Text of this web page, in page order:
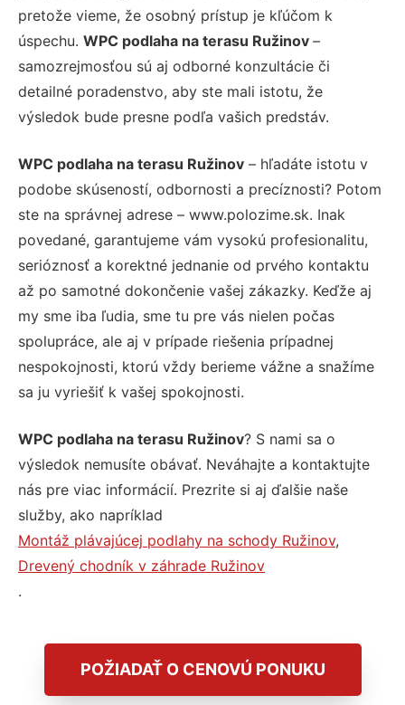
pretože vieme, že osobný prístup je kľúčom k
úspechu. WPC podlaha na terasu Ružinov –
samozrejmosťou sú aj odborné konzultácie či
detailné poradenstvo, aby ste mali istotu, že
výsledok bude presne podľa vašich predstáv.
WPC podlaha na terasu Ružinov – hľadáte istotu v
podobe skúseností, odbornosti a precíznosti? Potom
ste na správnej adrese – www.polozime.sk. Inak
povedané, garantujeme vám vysokú profesionalitu,
serióznosť a korektné jednanie od prvého kontaktu
až po samotné dokončenie vašej zákazky. Keďže aj
my sme iba ľudia, sme tu pre vás nielen počas
spolupráce, ale aj v prípade riešenia prípadnej
nespokojnosti, ktorú vždy berieme vážne a snažíme
sa ju vyriešiť k vašej spokojnosti.
WPC podlaha na terasu Ružinov? S nami sa o
výsledok nemusíte obávať. Neváhajte a kontaktujte
nás pre viac informácií. Prezrite si aj ďalšie naše
služby, ako napríklad
Montáž plávajúcej podlahy na schody Ružinov,
Drevený chodník v záhrade Ružinov
.
POŽIADAŤ O CENOVÚ PONUKU